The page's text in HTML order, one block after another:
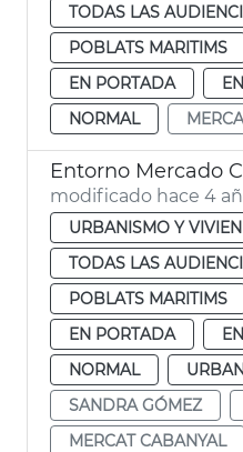
TODAS LAS
POBLATS MARITIMS
EN PORTADA
NORMAL
Entorno Mercado
modificado hace 4
URBANISMO Y
TODAS LAS
POBLATS MARITIMS
EN PORTADA
NORMAL
SANDRA GÓMEZ
MERCAT CABANYAL